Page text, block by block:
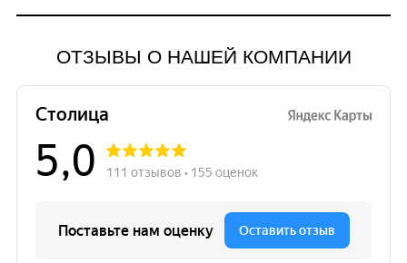
ОТЗЫВЫ О НАШЕЙ КОМПАНИИ